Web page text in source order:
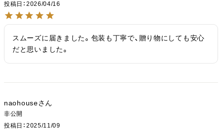
投稿日
2026/04/16
スムーズに届きました。包装も丁寧で、贈り物にしても安心
だと思いました。
naohouse
非公開
投稿日
2025/11/09